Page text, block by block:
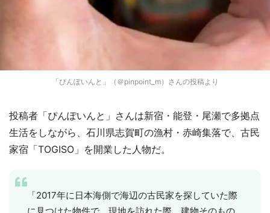
「ぴんぽいんと」（＠pinpoint_m）さんの投稿より
投稿者「ぴんぽいんと」さんは新宿・能登・尾瀬で多拠点
生活をしながら、石川県志賀町の漁村・赤崎集落で、古民
家宿「TOGISO」を開業した人物だ。
「2017年に日本海側で海辺の古民家を探していた際